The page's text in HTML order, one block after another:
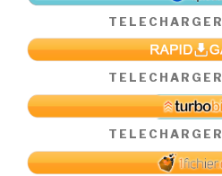
TELECHARGER
TELECHARGER
TELECHARGER